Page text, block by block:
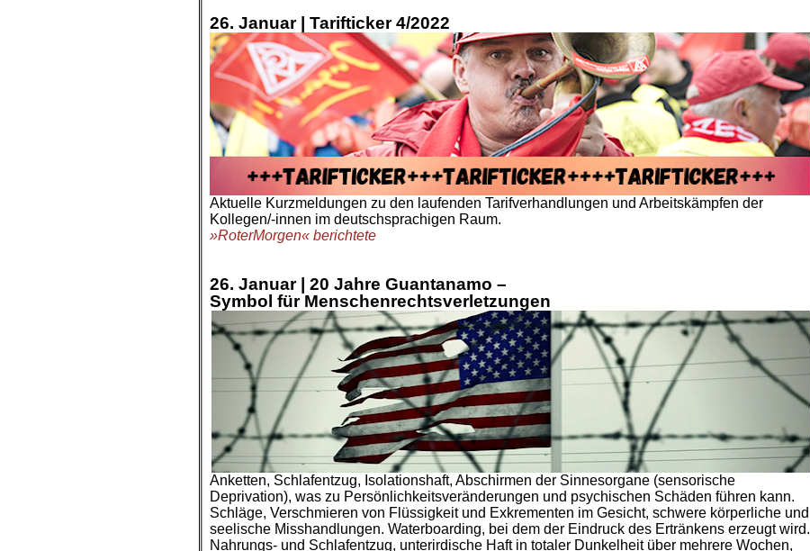
26. Januar | Tarifticker 4/2022
Aktuelle Kurzmeldungen zu den laufenden Tarifverhandlungen und Arbeitskämpfen der
Kollegen/-innen im deutschsprachigen Raum.
»RoterMorgen« berichtete
26. Januar | 20 Jahre Guantanamo –
Symbol für Menschenrechtsverletzungen
Anketten, Schlafentzug, Isolationshaft, Abschirmen der Sinnesorgane (sensorische
Deprivation), was zu Persönlichkeitsveränderungen und psychischen Schäden führen kann.
Schläge, Verschmieren von Flüssigkeit und Exkrementen im Gesicht, schwere körperliche und
seelische Misshandlungen. Waterboarding, bei dem der Eindruck des Ertränkens erzeugt wird.
Nahrungs- und Schlafentzug, unterirdische Haft in totaler Dunkelheit über mehrere Wochen,